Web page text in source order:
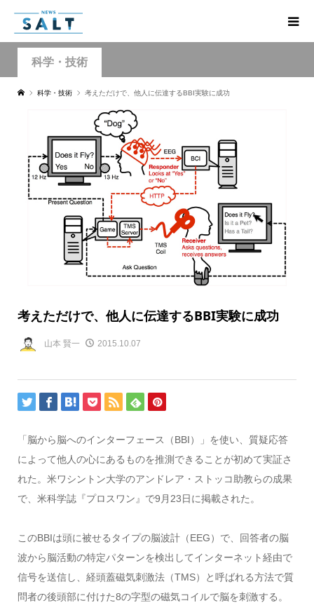
科学・技術
科学・技術 考えただけで、他人に伝達するBBI実験に成功
考えただけで、他人に伝達するBBI実験に成功
山本 賢一 2015.10.07
「脳から脳へのインターフェース（BBI）」を使い、質疑応答
によって他人の心にあるものを推測できることが初めて実証さ
れた。米ワシントン大学のアンドレア・ストッコ助教らの成果
で、米科学誌『プロスワン』で9月23日に掲載された。
このBBIは頭に被せるタイプの脳波計（EEG）で、回答者の脳
波から脳活動の特定パターンを検出してインターネット経由で
信号を送信し、経頭蓋磁気刺激法（TMS）と呼ばれる方法で質
問者の後頭部に付けた8の字型の磁気コイルで脳を刺激する。